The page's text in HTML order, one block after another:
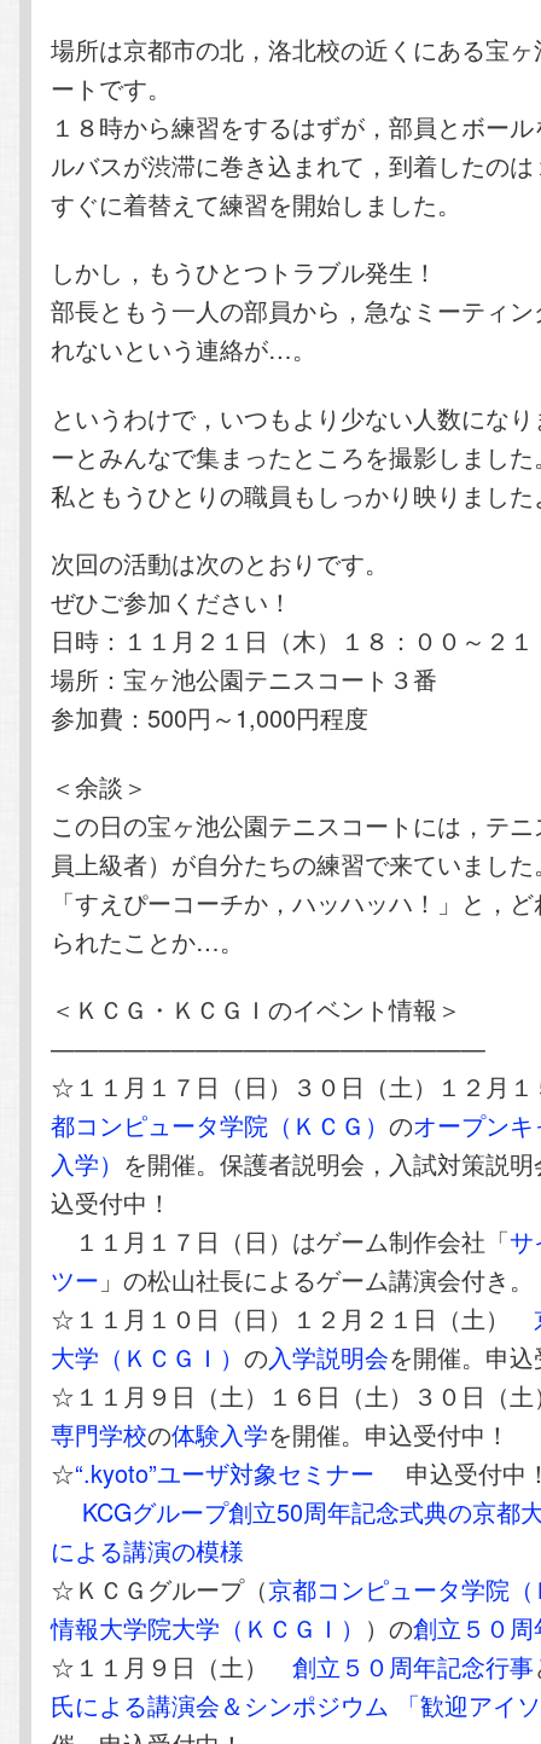
場所は京都市の北，洛北校の近くにある宝
ートです。
１８時から練習をするはずが，部員とボー
ルバスが渋滞に巻き込まれて，到着したの
すぐに着替えて練習を開始しました。
しかし，もうひとつトラブル発生！
部長ともう一人の部員から，急なミーティ
れないという連絡が…。
というわけで，いつもより少ない人数にな
ーとみんなで集まったところを撮影しました
私ともうひとりの職員もしっかり映りまし
次回の活動は次のとおりです。
ぜひご参加ください！
日時：１１月２１日（木）１８：００～２
場所：宝ヶ池公園テニスコート３番
参加費：500円～1,000円程度
＜余談＞
この日の宝ヶ池公園テニスコートには，テ
員上級者）が自分たちの練習で来ていました
「すえぴーコーチか，ハッハッハ！」と，
られたことか…。
＜ＫＣＧ・ＫＣＧＩのイベント情報＞
——————————————————
☆１１月１７日（日）３０日（土）１２月
都コンピュータ学院（ＫＣＧ）のオープン
入学） を開催。保護者説明会，入試対策説
込受付中！
１１月１７日（日）はゲーム制作会社「サ
ツー 」の松山社長によるゲーム講演会付き。
☆１１月１０日（日）１２月２１日（土）
大学（ＫＣＧＩ）の入学説明会を開催。申
☆１１月９日（土）１６日（土）３０日（
専門学校の体験入学を開催。申込受付中！
☆“.kyoto”ユーザ対象セミナー
申込受付中
KCGグループ創立50周年記念式典の京
による講演の模様
☆ＫＣＧグループ（京都コンピュータ学院
情報大学院大学（ＫＣＧＩ） ）の創立５０
☆１１月９日（土）創立５０周年記念行事
氏による講演会＆シンポジウム 「歓迎アイ